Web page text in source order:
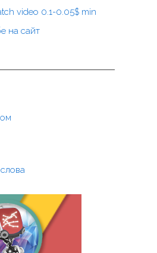
video 0.1-0.05$ min
на сайт